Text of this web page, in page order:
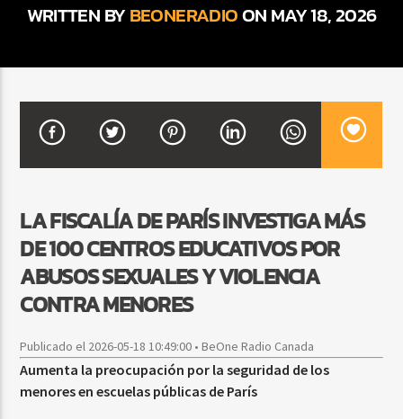
BACHATA Y VALLENATO
WRITTEN BYBEONERADIOON MAY 18, 2026
LA FISCALÍA DE PARÍS INVESTIGA MÁS
DE 100 CENTROS EDUCATIVOS POR
ABUSOS SEXUALES Y VIOLENCIA
CONTRA MENORES
Publicado el 2026-05-18 10:49:00 • BeOne Radio Canada
Aumenta la preocupación por la seguridad de los
menores en escuelas públicas de París